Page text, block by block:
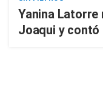
Yanina Latorre
Joaqui y contó